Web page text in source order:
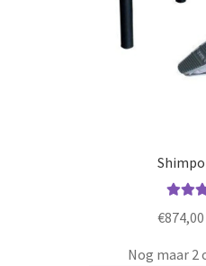
5.00
€874,00
Nog maar 2